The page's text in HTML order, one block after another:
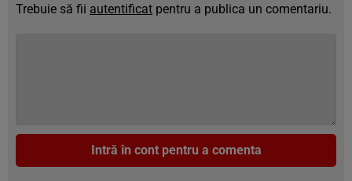
Trebuie să fii autentificat pentru a publica un comentariu.
Intră în cont pentru a comenta